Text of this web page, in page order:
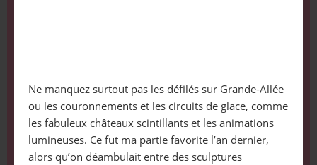
Ne manquez surtout pas les défilés sur Grande-Allée
ou les couronnements et les circuits de glace, comme
les fabuleux châteaux scintillants et les animations
lumineuses. Ce fut ma partie favorite l’an dernier,
alors qu’on déambulait entre des sculptures